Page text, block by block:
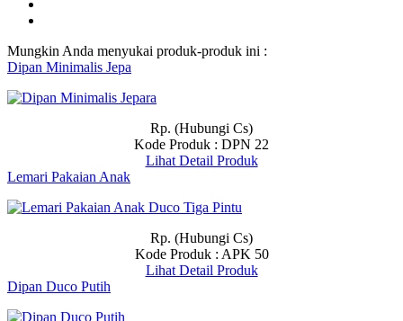
Mungkin Anda menyukai produk-produk ini :
Dipan Minimalis Jepa
Rp. (Hubungi Cs)
Kode Produk : DPN 22
Lihat Detail Produk
Lemari Pakaian Anak
Rp. (Hubungi Cs)
Kode Produk : APK 50
Lihat Detail Produk
Dipan Duco Putih